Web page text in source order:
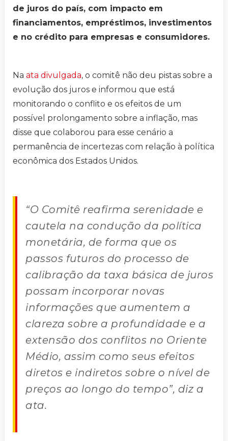
de juros do país, com impacto em
financiamentos, empréstimos, investimentos
e no crédito para empresas e consumidores.
Na ata divulgada, o comitê não deu pistas sobre a
evolução dos juros e informou que está
monitorando o conflito e os efeitos de um
possível prolongamento sobre a inflação, mas
disse que colaborou para esse cenário a
permanência de incertezas com relação à política
econômica dos Estados Unidos.
“O Comitê reafirma serenidade e
cautela na condução da política
monetária, de forma que os
passos futuros do processo de
calibração da taxa básica de juros
possam incorporar novas
informações que aumentem a
clareza sobre a profundidade e a
extensão dos conflitos no Oriente
Médio, assim como seus efeitos
diretos e indiretos sobre o nível de
preços ao longo do tempo”, diz a
ata.